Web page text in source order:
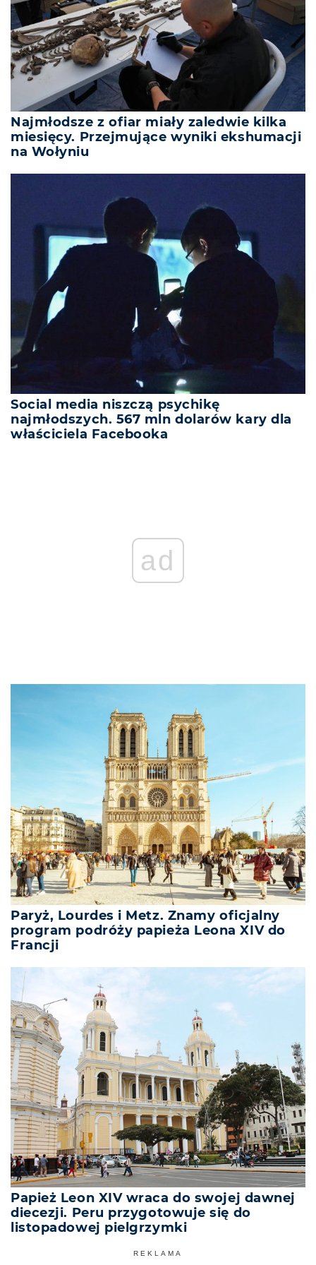
Najmłodsze z ofiar miały zaledwie kilka
miesięcy. Przejmujące wyniki ekshumacji
na Wołyniu
Social media niszczą psychikę
najmłodszych. 567 mln dolarów kary dla
właściciela Facebooka
ad
Paryż, Lourdes i Metz. Znamy oficjalny
program podróży papieża Leona XIV do
Francji
Papież Leon XIV wraca do swojej dawnej
diecezji. Peru przygotowuje się do
listopadowej pielgrzymki
REKLAMA